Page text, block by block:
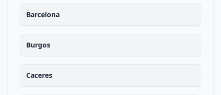
Barcelona
Burgos
Caceres